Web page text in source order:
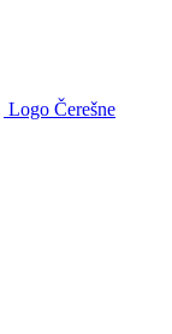
Logo Čerešne